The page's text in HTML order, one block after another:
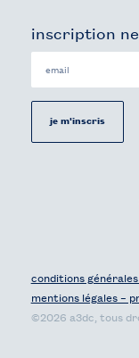
inscription
je m'inscris
conditions
mentions légales –
©2026 a3dc, tous